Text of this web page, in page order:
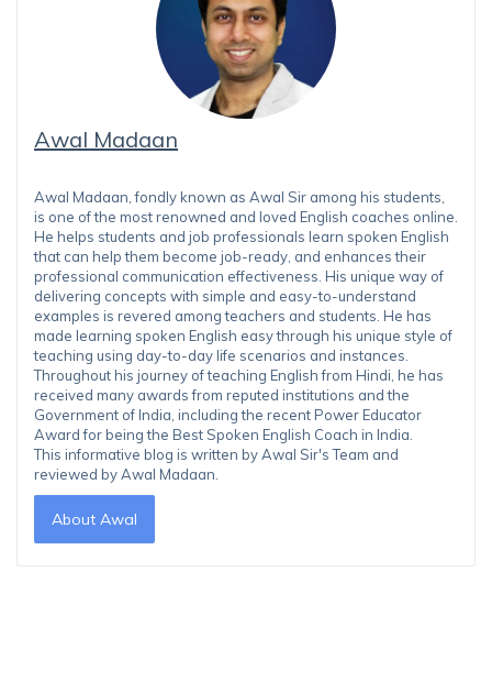
Awal Madaan
Awal Madaan, fondly known as Awal Sir among his students,
is one of the most renowned and loved English coaches online.
He helps students and job professionals learn spoken English
that can help them become job-ready, and enhances their
professional communication effectiveness. His unique way of
delivering concepts with simple and easy-to-understand
examples is revered among teachers and students. He has
made learning spoken English easy through his unique style of
teaching using day-to-day life scenarios and instances.
Throughout his journey of teaching English from Hindi, he has
received many awards from reputed institutions and the
Government of India, including the recent Power Educator
Award for being the Best Spoken English Coach in India.
This informative blog is written by Awal Sir's Team and
reviewed by Awal Madaan.
About Awal